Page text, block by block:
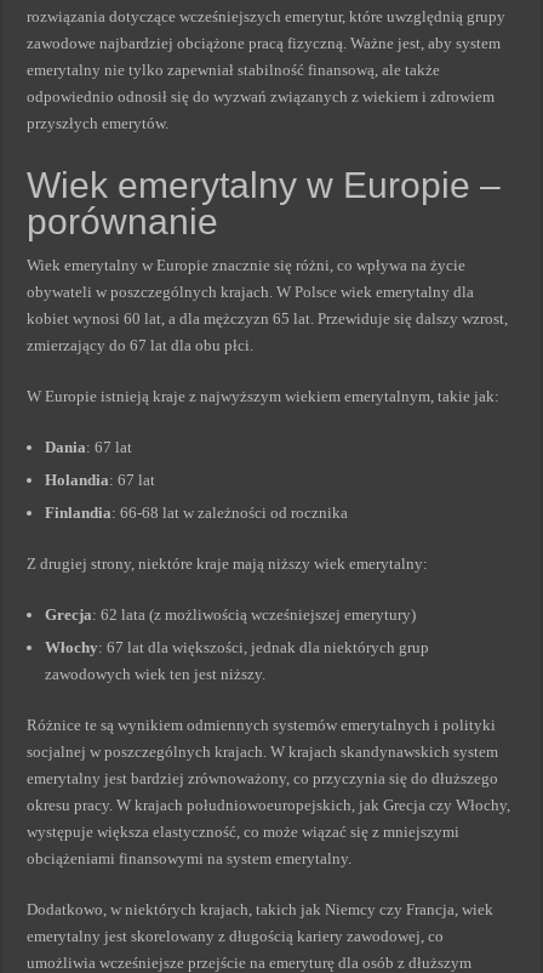
rozwiązania dotyczące wcześniejszych emerytur, które uwzględnią grupy
zawodowe najbardziej obciążone pracą fizyczną. Ważne jest, aby system
emerytalny nie tylko zapewniał stabilność finansową, ale także
odpowiednio odnosił się do wyzwań związanych z wiekiem i zdrowiem
przyszłych emerytów.
Wiek emerytalny w Europie –
porównanie
Wiek emerytalny w Europie znacznie się różni, co wpływa na życie
obywateli w poszczególnych krajach. W Polsce wiek emerytalny dla
kobiet wynosi 60 lat, a dla mężczyzn 65 lat. Przewiduje się dalszy wzrost,
zmierzający do 67 lat dla obu płci.
W Europie istnieją kraje z najwyższym wiekiem emerytalnym, takie jak:
Dania: 67 lat
Holandia: 67 lat
Finlandia: 66-68 lat w zależności od rocznika
Z drugiej strony, niektóre kraje mają niższy wiek emerytalny:
Grecja: 62 lata (z możliwością wcześniejszej emerytury)
Włochy: 67 lat dla większości, jednak dla niektórych grup
zawodowych wiek ten jest niższy.
Różnice te są wynikiem odmiennych systemów emerytalnych i polityki
socjalnej w poszczególnych krajach. W krajach skandynawskich system
emerytalny jest bardziej zrównoważony, co przyczynia się do dłuższego
okresu pracy. W krajach południowoeuropejskich, jak Grecja czy Włochy,
występuje większa elastyczność, co może wiązać się z mniejszymi
obciążeniami finansowymi na system emerytalny.
Dodatkowo, w niektórych krajach, takich jak Niemcy czy Francja, wiek
emerytalny jest skorelowany z długością kariery zawodowej, co
umożliwia wcześniejsze przejście na emeryturę dla osób z dłuższym